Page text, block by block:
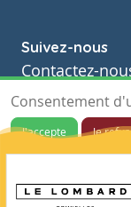
Suivez-nous
Contactez-
Soutien
Notre page
S'inscrire
Consentement
J'accepte
Je
Notre site sauvegarde
de vous garantir de
statistiques.Vous